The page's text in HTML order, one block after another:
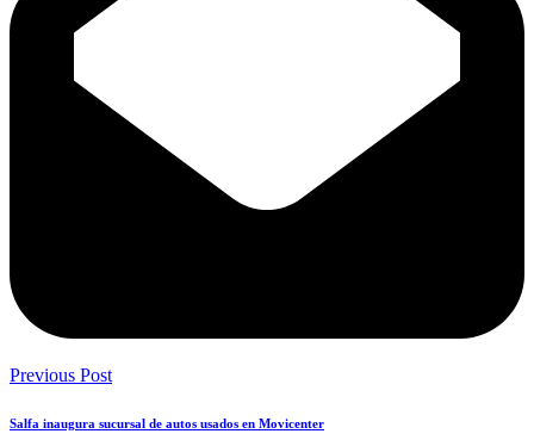
Previous Post
Salfa inaugura sucursal de autos usados en Movicenter